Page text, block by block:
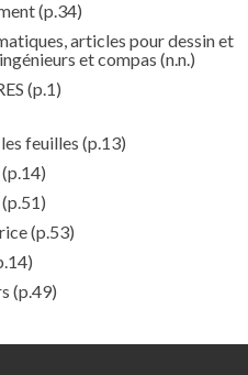
(p.34)
articles pour dessin et
et compas (n.n.)
(p.1)
feuilles (p.13)
(p.14)
(p.51)
(p.53)
(p.49)